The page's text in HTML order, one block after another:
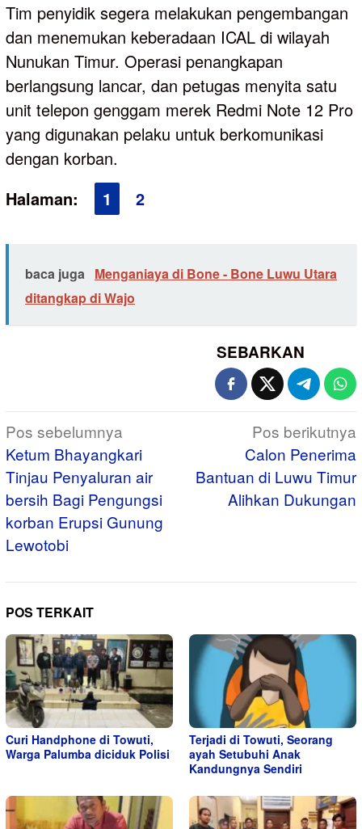
Tim penyidik segera melakukan pengembangan
dan menemukan keberadaan ICAL di wilayah
Nunukan Timur. Operasi penangkapan
berlangsung lancar, dan petugas menyita satu
unit telepon genggam merek Redmi Note 12 Pro
yang digunakan pelaku untuk berkomunikasi
dengan korban.
Halaman:
1 2
baca juga Menganiaya di Bone - Bone Luwu Utara
ditangkap di Wajo
SEBARKAN
Navigasi
pos
Pos sebelumnya
Ketum Bhayangkari
Tinjau Penyaluran air
bersih Bagi Pengungsi
korban Erupsi Gunung
Lewotobi
Pos berikutnya
Calon Penerima
Bantuan di Luwu Timur
Alihkan Dukungan
POS TERKAIT
Curi Handphone di Towuti,
Warga Palumba diciduk Polisi
Terjadi di Towuti, Seorang
ayah Setubuhi Anak
Kandungnya Sendiri